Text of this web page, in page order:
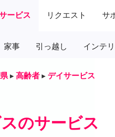
ービス リクエスト サ
家事 引っ越し インテ
▸ 高齢者 ▸ デイサービス
のサービス